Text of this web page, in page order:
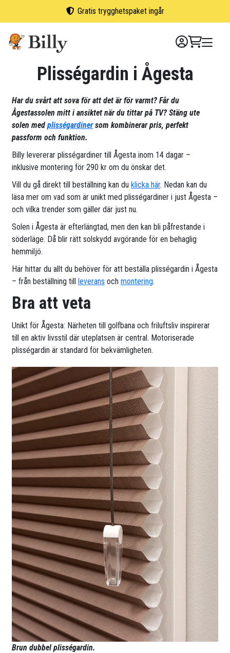
Gratis trygghetspaket ingår
Plisségardin i Ågesta
Har du svårt att sova för att det är för varmt? Får du
Ågestassolen mitt i ansiktet när du tittar på TV? Stäng ute
solen medplisségardinersom kombinerar pris, perfekt
passform och funktion.
Billy levererar plisségardiner till Ågesta inom 14 dagar –
inklusive montering för 290 kr om du önskar det.
Vill du gå direkt till beställning kan duklicka här. Nedan kan du
läsa mer om vad som är unikt med plisségardiner i just Ågesta –
och vilka trender som gäller där just nu.
Solen i Ågesta är efterlängtad, men den kan bli påfrestande i
söderläge. Då blir rätt solskydd avgörande för en behaglig
hemmiljö.
Här hittar du allt du behöver för att beställa plisségardin i Ågesta
– från beställning tillleverans ochmontering.
Bra att veta
Unikt för Ågesta: Närheten till golfbana och friluftsliv inspirerar
till en aktiv livsstil där uteplatsen är central. Motoriserade
plisségardin är standard för bekvämligheten.
Brun dubbel plisségardin.